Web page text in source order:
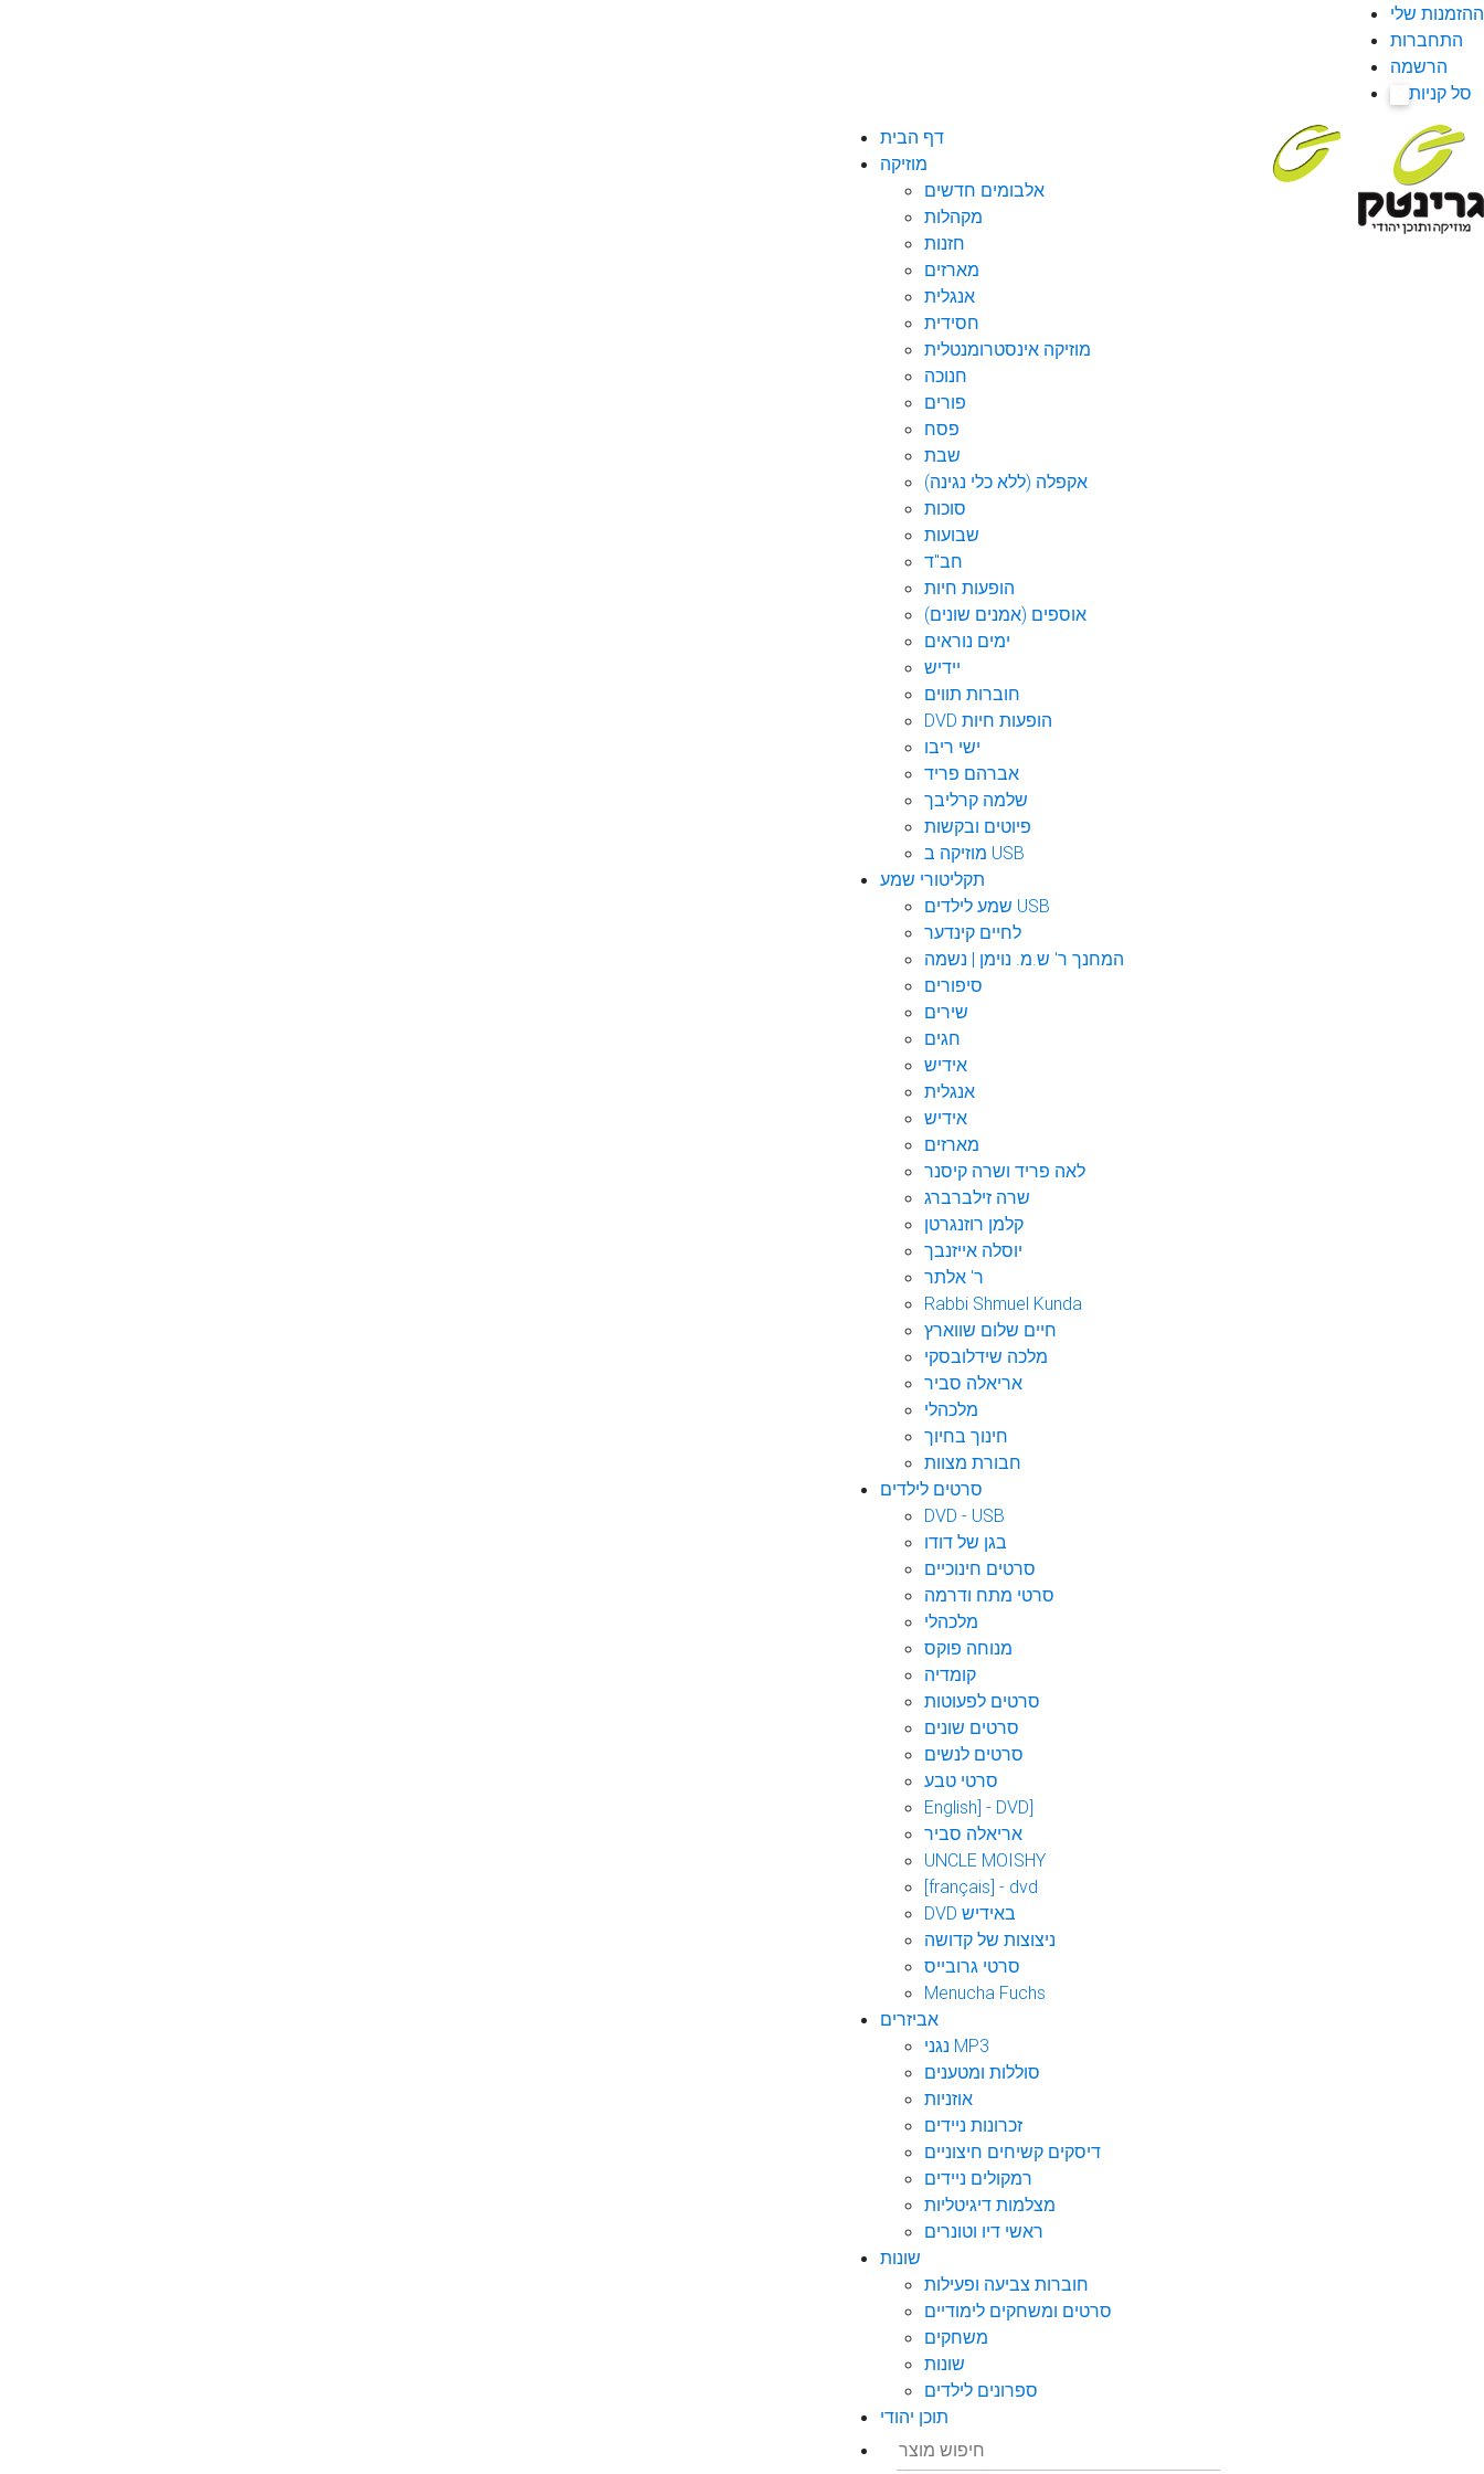
ההזמנות שלי
התחברות
הרשמה
סל קניות
דף הבית
מוזיקה
אלבומים חדשים
מקהלות
חזנות
מארזים
אנגלית
חסידית
מוזיקה אינסטרומנטלית
חנוכה
פורים
פסח
שבת
אקפלה (ללא כלי נגינה)
סוכות
שבועות
חב"ד
הופעות חיות
אוספים (אמנים שונים)
ימים נוראים
יידיש
חוברות תווים
DVD הופעות חיות
ישי ריבו
אברהם פריד
שלמה קרליבך
פיוטים ובקשות
מוזיקה ב USB
תקליטורי שמע
שמע לילדים USB
לחיים קינדער
המחנך ר' ש.מ. נוימן | נשמה
סיפורים
שירים
חגים
אידיש
אנגלית
אידיש
מארזים
לאה פריד ושרה קיסנר
שרה זילברברג
קלמן רוזנגרטן
יוסלה אייזנבך
ר' אלתר
Rabbi Shmuel Kunda
חיים שלום שווארץ
מלכה שידלובסקי
אריאלה סביר
מלכהלי
חינוך בחיוך
חבורת מצוות
סרטים לילדים
DVD - USB
בגן של דודו
סרטים חינוכיים
סרטי מתח ודרמה
מלכהלי
מנוחה פוקס
קומדיה
סרטים לפעוטות
סרטים שונים
סרטים לנשים
סרטי טבע
English] - DVD]
אריאלה סביר
UNCLE MOISHY
[français] - dvd
DVD באידיש
ניצוצות של קדושה
סרטי גרובייס
Menucha Fuchs
אביזרים
נגני MP3
סוללות ומטענים
אוזניות
זכרונות ניידים
דיסקים קשיחים חיצוניים
רמקולים ניידים
מצלמות דיגיטליות
ראשי דיו וטונרים
שונות
חוברות צביעה ופעילות
סרטים ומשחקים לימודיים
משחקים
שונות
ספרונים לילדים
תוכן יהודי